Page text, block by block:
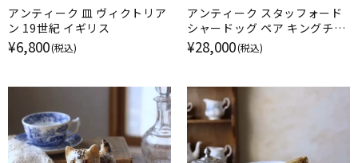
アンティーク 皿 ヴィクトリア
ン 19世紀 イギリス
¥6,800(税込)
アンティーク スタッフォード
シャードッグ ペア キングチャ
ールズスパニエル イギリス
¥28,000(税込)